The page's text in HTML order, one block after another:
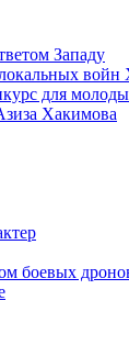
Западу
для
Хакимова
боевых